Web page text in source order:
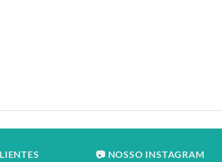
📷 NOSSO INSTAGRAM